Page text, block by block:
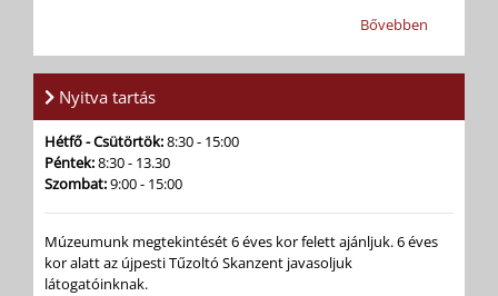
Bővebben
Nyitva tartás
Hétfő - Csütörtök:8:30 - 15:00
Péntek:8:30 - 13.30
Szombat:9:00 - 15:00
Múzeumunk megtekintését 6 éves kor felett ajánljuk. 6 éves
kor alatt az újpesti Tűzoltó Skanzent javasoljuk
látogatóinknak.